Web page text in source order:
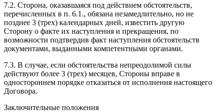
7.2. Сторона, оказавшаяся под действием обстоятельств,
перечисленных в п. 6.1., обязана незамедлительно, но не
позднее 3 (трех) календарных дней, известить другую
Сторону о факте их наступления и прекращения, по
возможности подтвердив факт наступления обстоятельств
документами, выданными компетентными органами.
7.3. В случае, если обстоятельства непреодолимой силы
действуют более 3 (трех) месяцев, Стороны вправе в
одностороннем порядке отказаться от исполнения настоящего
Договора.
Заключительные положения